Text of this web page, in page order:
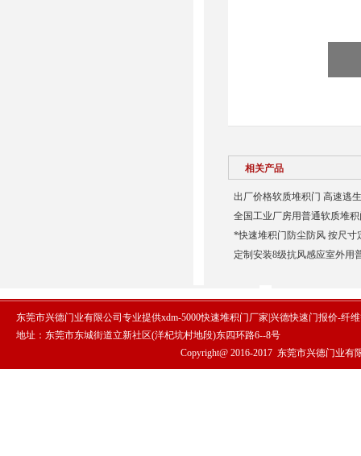
相关产品
出厂价格软质堆积门 高速逃
全国工业厂房用普通软质堆
*快速堆积门防尘防风 按尺寸
定制安装8级抗风感应室外用
东莞市兴德门业有限公司专业提供xdm-5000快速堆积门厂家|兴德快速门报价-纤
地址：东莞市东城街道立新社区(洋杞坑村地段)东四环路6--8号
Copyright@ 2016-2017 东莞市兴德门业有